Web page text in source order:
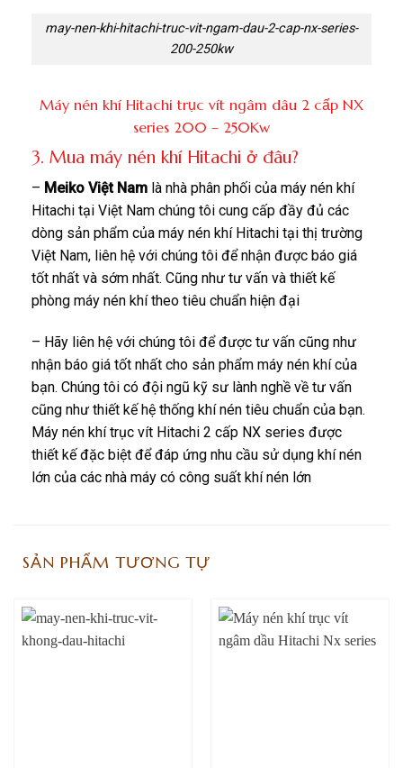
may-nen-khi-hitachi-truc-vit-ngam-dau-2-cap-nx-series-
200-250kw
Máy nén khí Hitachi trục vít ngâm dâu 2 cấp NX
series 200 – 250Kw
3. Mua máy nén khí Hitachi ở đâu?
– Meiko Việt Nam là nhà phân phối của máy nén khí
Hitachi tại Việt Nam chúng tôi cung cấp đầy đủ các
dòng sản phẩm của máy nén khí Hitachi tại thị trường
Việt Nam, liên hệ với chúng tôi để nhận được báo giá
tốt nhất và sớm nhất. Cũng như tư vấn và thiết kế
phòng máy nén khí theo tiêu chuẩn hiện đại
– Hãy liên hệ với chúng tôi để được tư vấn cũng như
nhận báo giá tốt nhất cho sản phẩm máy nén khí của
bạn. Chúng tôi có đội ngũ kỹ sư lành nghề về tư vấn
cũng như thiết kế hệ thống khí nén tiêu chuẩn của bạn.
Máy nén khí trục vít Hitachi 2 cấp NX series được
thiết kế đặc biệt để đáp ứng nhu cầu sử dụng khí nén
lớn của các nhà máy có công suất khí nén lớn
SẢN PHẨM TƯƠNG TỰ